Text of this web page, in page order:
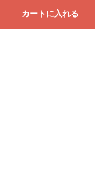
カートに入れる